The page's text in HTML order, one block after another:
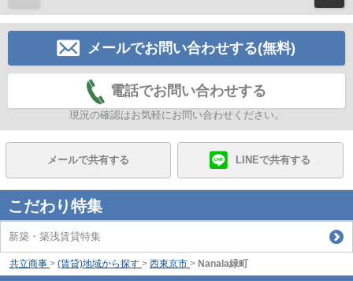
メールでお問い合わせする(無料)
電話でお問い合わせする
現況の確認はお気軽にお問い合わせください。
メールで共有する LINEで共有する
こだわり特集
新築・築浅賃貸特集
共立商事 > (賃貸)地域から探す > 西東京市 > Nanala緑町